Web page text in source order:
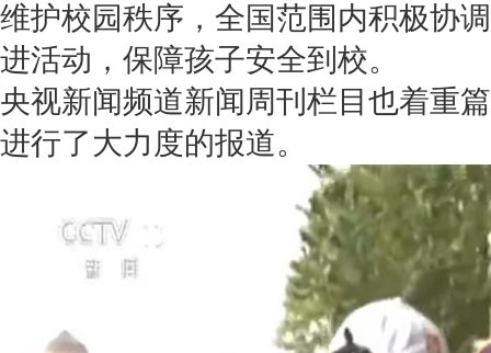
维护校园秩序，全国范围内积极协
进活动，保障孩子安全到校。
央视新闻频道新闻周刊栏目也着重
进行了大力度的报道。